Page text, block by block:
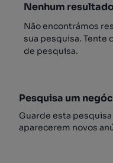
Nenhum
Não encontrámos
sua pesquisa. Tente
de pesquisa.
Pesquisa um
Guarde esta
aparecerem novos